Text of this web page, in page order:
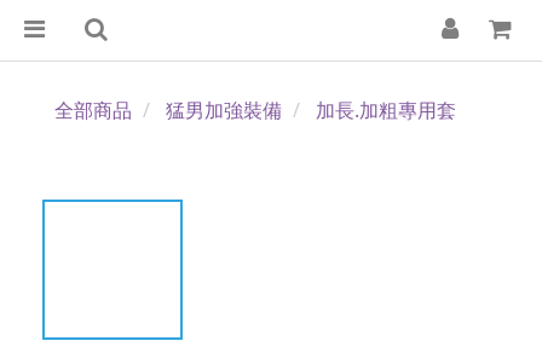
全部商品 猛男加強裝備 加長.加粗專用套